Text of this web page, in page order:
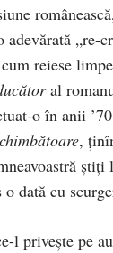
adevărată „re-
cum reiese
al
o în anii
,
ştiţi
o dată cu
l priveşte pe